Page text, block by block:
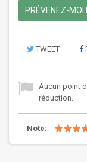
PRÉVENEZ-MOI
TWEET
Aucun point
réduction.
Note: